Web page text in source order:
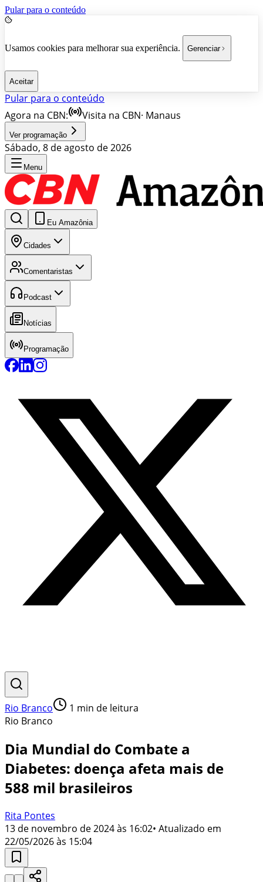
Pular para o conteúdo
Usamos cookies para melhorar sua experiência. Gerenciar
Aceitar
Pular para o conteúdo
Agora na CBN:
Visita na CBN· Manaus
Ver programação
Sábado, 8 de agosto de 2026
Menu
Eu Amazônia
Cidades
Comentaristas
Podcast
Notícias
Programação
Rio Branco 1 min de leitura
Rio Branco
Dia Mundial do Combate a
Diabetes: doença afeta mais de
588 mil brasileiros
Rita Pontes
13 de novembro de 2024 às 16:02• Atualizado em
22/05/2026 às 15:04